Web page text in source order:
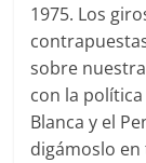
1975. Los
sobre
con la
Blanca y el
digámoslo